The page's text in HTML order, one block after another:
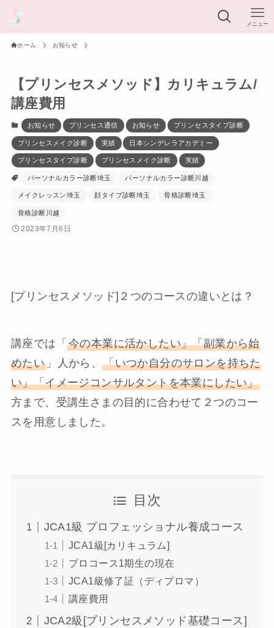
メニュー
ホーム お知らせ
【プリンセスメソッド】カリキュラム/
講座費用
お知らせ プリンセス通信 お知らせ プリンセスタイプ診断
プリンセスメイク診断 実績 日本シンデレラアカデミー
プリンセスタイプ診断 プリンセスメイク診断 実績
パーソナルカラー診断埼玉 パーソナルカラー診断川越
メイクレッスン埼玉 顔タイプ診断埼玉 骨格診断埼玉
骨格診断川越
2023年7月6日
[プリンセスメソッド]２つのコースの違いとは？
講座では「 今の本業に活かしたい」「副業から始
めたい 」人から、「いつか自分のサロンを持ちた
い」「イメージコンサルタントを本業にしたい」
方まで、受講生さまの目的に合わせて２つのコー
スを用意しました。
目次
JCA1級 プロフェッショナル養成コース
JCA1級[カリキュラム]
プロコース1期生の現在
JCA1級修了証（ディプロマ）
講座費用
JCA2級[プリンセスメソッド基礎コース]